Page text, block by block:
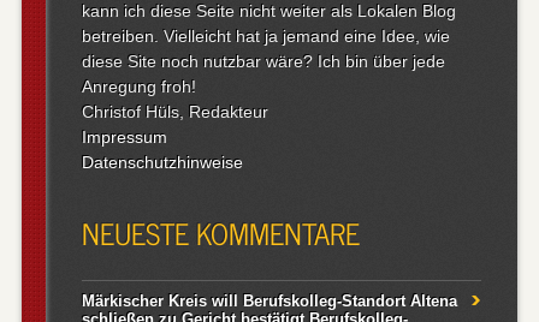
kann ich diese Seite nicht weiter als Lokalen Blog
betreiben. Vielleicht hat ja jemand eine Idee, wie
diese Site noch nutzbar wäre? Ich bin über jede
Anregung froh!
Christof Hüls, Redakteur
Impressum
Datenschutzhinweise
NEUESTE KOMMENTARE
Märkischer Kreis will Berufskolleg-Standort Altena